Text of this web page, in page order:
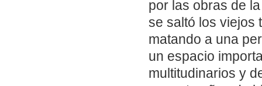
por las obras de
se saltó los viejos
matando a una
un espacio
multitudinarios y